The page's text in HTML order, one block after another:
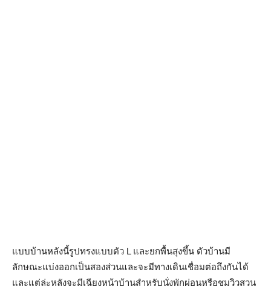
แบบบ้านหลังนี้รูปทรงแบบตัว L และยกพื้นสุงขึ้น ตัวบ้านมี
ลักษณะแบ่งออกเป็นสองส่วนและจะมีทางเดินเชื่อมต่อถึงกันได้
และแต่ล่ะหลังจะมีเฉียงหน้าบ้านสำหรับนั่งพักผ่อนหรือชมวิวสวน